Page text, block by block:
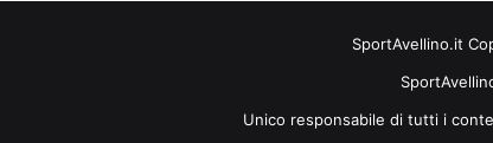
SportAvellino.it
Unico responsabile di tutti i